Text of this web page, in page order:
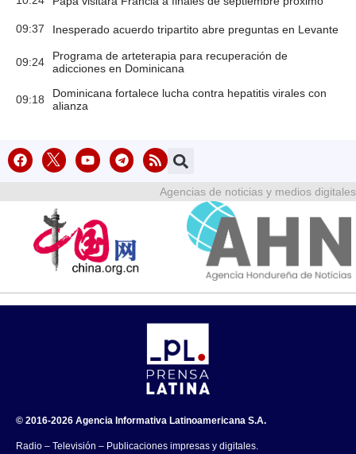
09:37 Inesperado acuerdo tripartito abre preguntas en Levante
09:24
Programa de arteterapia para recuperación de
adicciones en Dominicana
09:18
Dominicana fortalece lucha contra hepatitis virales con
alianza
Agencias de noticias y medios digitales
© 2016-2026 Agencia Informativa Latinoamericana S.A.
Radio – Televisión – Publicaciones impresas y digitales.